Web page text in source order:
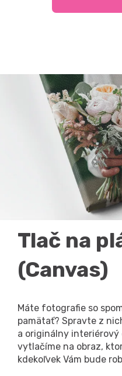
Tlač na
(Canvas)
Máte fotografie so
pamätať? Spravte z
a originálny interiérový
vytlačíme na obraz,
kdekoľvek Vám bude